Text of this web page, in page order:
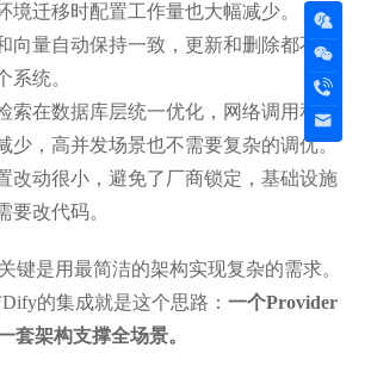
境迁移时配置工作量也大幅减少。
向量自动保持一致，更新和删除都不需
系统。
索在数据库层统一优化，网络调用和数
少，高并发场景也不需要复杂的调优。
改动很小，避免了厂商锁定，基础设施
要改代码。
键是用最简洁的架构实现复杂的需求。
Dify的集成就是这个思路：一个Provider
套架构支撑全场景。